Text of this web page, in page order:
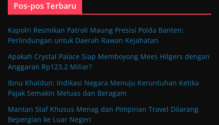
Pos-pos Terbaru
Kapolri Resmikan Patroli Maung Presisi Polda Banten:
Perlindungan untuk Daerah Rawan Kejahatan
Apakah Crystal Palace Siap Memboyong Mees Hilgers dengan
Anggaran Rp123,2 Miliar?
Ibnu Khaldun: Indikasi Negara Menuju Keruntuhan Ketika
Pajak Semakin Meluas dan Beragam
Mantan Staf Khusus Menag dan Pimpinan Travel Dilarang
Bepergian ke Luar Negeri